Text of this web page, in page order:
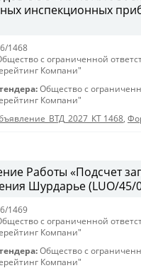
инспекционных
1468
с ограниченной
Компани"
Общество с
Компани"
1468,
Работы «Подсчет
Шурдарье (LUO/45/
1469
с ограниченной
Компани"
Общество с
Компани"